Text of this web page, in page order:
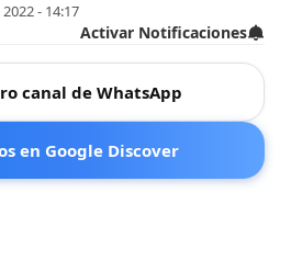
- 14:17
Activar Notificaciones
canal de WhatsApp
en Google Discover